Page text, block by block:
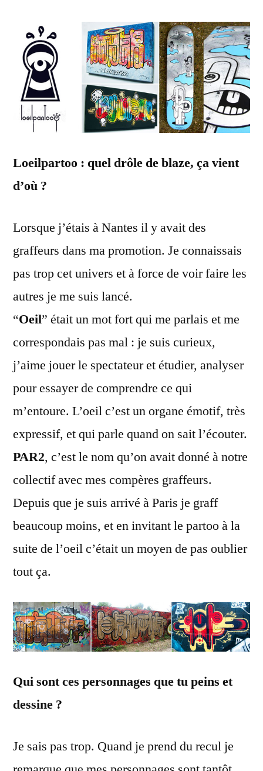
Loeilpartoo : quel drôle de blaze, ça vient
d’où ?
Lorsque j’étais à Nantes il y avait des
graffeurs dans ma promotion. Je connaissais
pas trop cet univers et à force de voir faire les
autres je me suis lancé.
“Oeil” était un mot fort qui me parlais et me
correspondais pas mal : je suis curieux,
j’aime jouer le spectateur et étudier, analyser
pour essayer de comprendre ce qui
m’entoure. L’oeil c’est un organe émotif, très
expressif, et qui parle quand on sait l’écouter.
PAR2, c’est le nom qu’on avait donné à notre
collectif avec mes compères graffeurs.
Depuis que je suis arrivé à Paris je graff
beaucoup moins, et en invitant le partoo à la
suite de l’oeil c’était un moyen de pas oublier
tout ça.
Qui sont ces personnages que tu peins et
dessine ?
Je sais pas trop. Quand je prend du recul je